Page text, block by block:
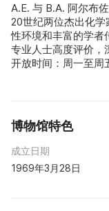
A.E. 与 B.A. 阿尔布
20世纪两位杰出化
性环境和丰富的学者
专业人士高度评价，
开放时间：周一至周
博物馆特色
成立日期
1969年3月28日